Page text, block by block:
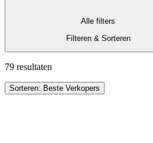
Alle filters
Filteren & Sorteren
79 resultaten
Sorteren: Beste Verkopers